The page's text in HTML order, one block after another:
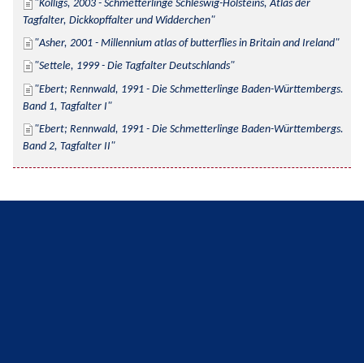
Kolligs, 2003 - Schmetterlinge Schleswig-Holsteins, Atlas der
Tagfalter, Dickkopffalter und Widderchen
Asher, 2001 - Millennium atlas of butterflies in Britain and Ireland
Settele, 1999 - Die Tagfalter Deutschlands
Ebert; Rennwald, 1991 - Die Schmetterlinge Baden-Württembergs.
Band 1, Tagfalter I
Ebert; Rennwald, 1991 - Die Schmetterlinge Baden-Württembergs.
Band 2, Tagfalter II